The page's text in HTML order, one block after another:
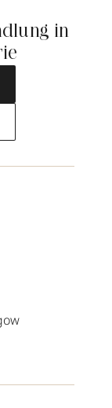
in